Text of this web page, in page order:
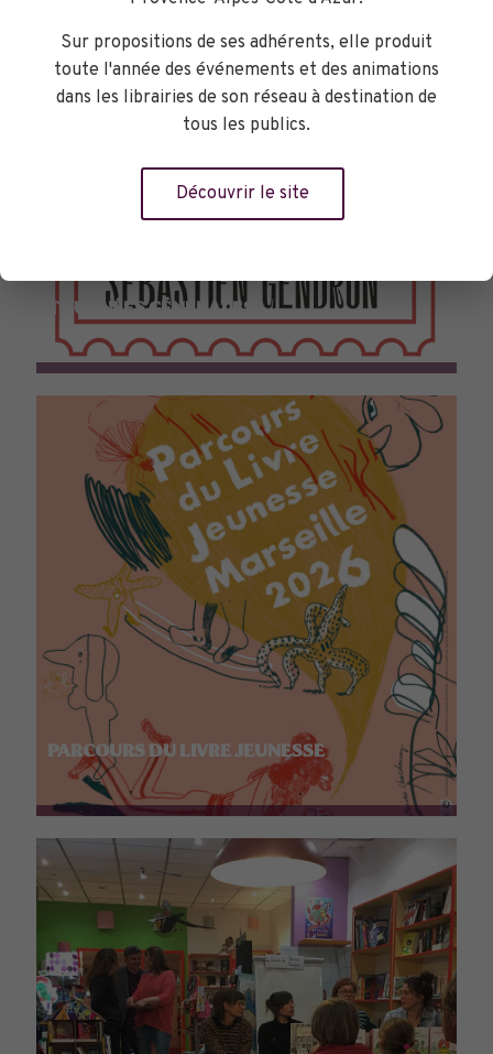
TOURNÉES GÉNÉRALES
PARCOURS DU LIVRE JEUNESSE
Sur propositions de ses adhérents, elle produit
toute l'année des événements et des animations
dans les librairies de son réseau à destination de
tous les publics.
Découvrir le site